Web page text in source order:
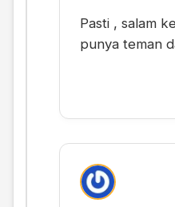
Pasti , salam
punya teman